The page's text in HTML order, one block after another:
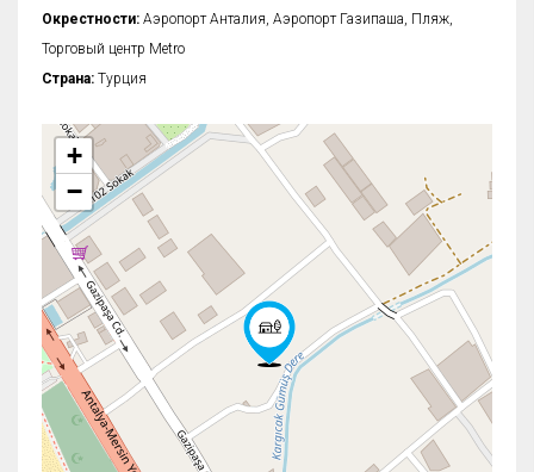
Окрестности: Аэропорт Анталия, Аэропорт Газипаша, Пляж,
Торговый центр Metro
Страна: Турция
+
−